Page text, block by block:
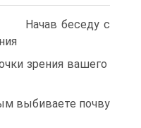
с
вашего
почву